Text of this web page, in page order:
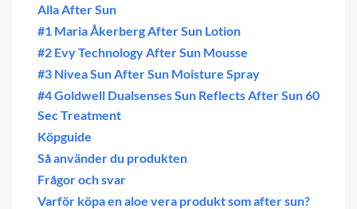
Alla After Sun
#1 Maria Åkerberg After Sun Lotion
#2 Evy Technology After Sun Mousse
#3 Nivea Sun After Sun Moisture Spray
#4 Goldwell Dualsenses Sun Reflects After Sun 60
Sec Treatment
Köpguide
Så använder du produkten
Frågor och svar
Varför köpa en aloe vera produkt som after sun?